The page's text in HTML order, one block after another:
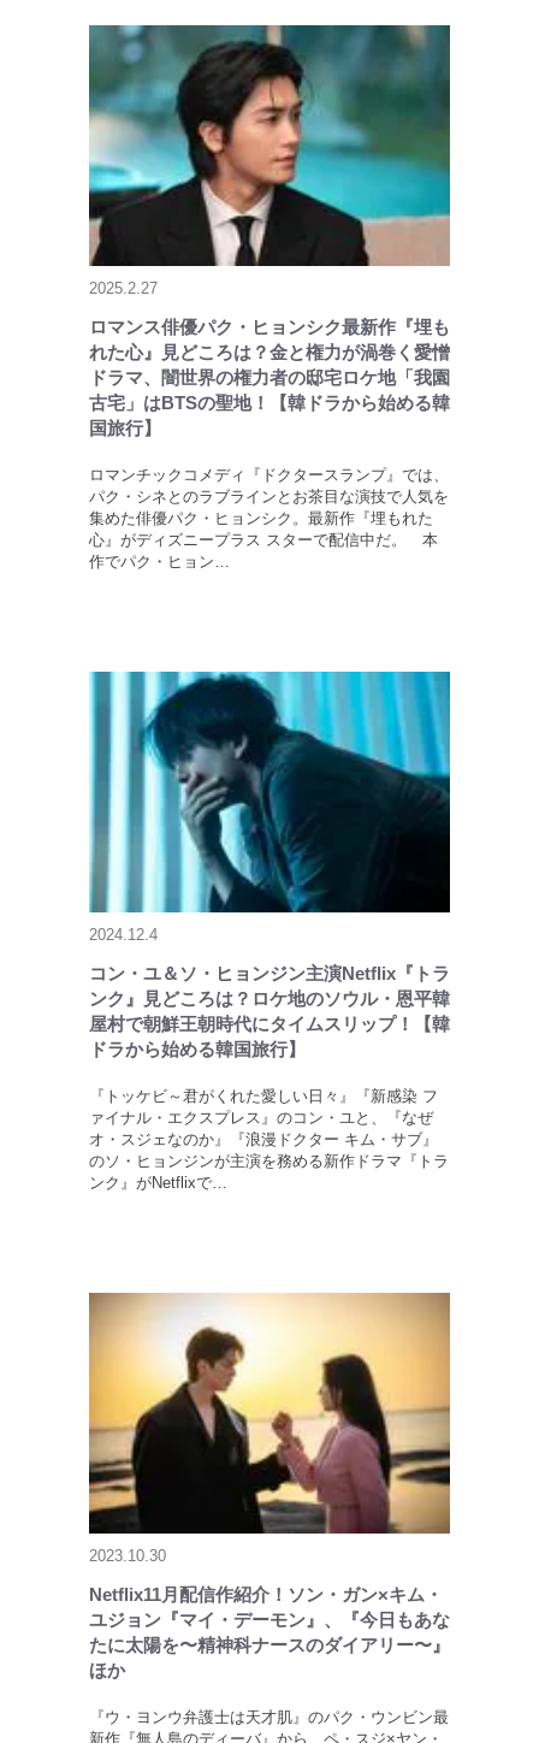
2025.2.27
ロマンス俳優パク・ヒョンシク最新作『埋も
れた心』見どころは？金と権力が渦巻く愛憎
ドラマ、闇世界の権力者の邸宅ロケ地「我園
古宅」はBTSの聖地！【韓ドラから始める韓
国旅行】
ロマンチックコメディ『ドクタースランプ』では、
パク・シネとのラブラインとお茶目な演技で人気を
集めた俳優パク・ヒョンシク。最新作『埋もれた
心』がディズニープラス スターで配信中だ。 本
作でパク・ヒョン…
2024.12.4
コン・ユ＆ソ・ヒョンジン主演Netflix『トラ
ンク』見どころは？ロケ地のソウル・恩平韓
屋村で朝鮮王朝時代にタイムスリップ！【韓
ドラから始める韓国旅行】
『トッケビ～君がくれた愛しい日々』『新感染 フ
ァイナル・エクスプレス』のコン・ユと、『なぜ
オ・スジェなのか』『浪漫ドクター キム・サブ』
のソ・ヒョンジンが主演を務める新作ドラマ『トラ
ンク』がNetflixで…
2023.10.30
Netflix11月配信作紹介！ソン・ガン×キム・
ユジョン『マイ・デーモン』、『今日もあな
たに太陽を〜精神科ナースのダイアリー〜』
ほか
『ウ・ヨンウ弁護士は天才肌』のパク・ウンビン最
新作『無人島のディーバ』から、ペ・スジ×ヤン・